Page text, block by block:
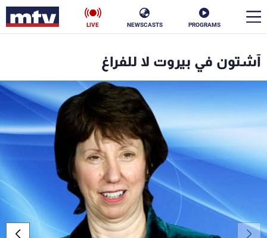
PROGRAMS
NEWSCASTS
LIVE
آشتون في بيروت لا للفراغ
en
الأخبار
سياسة ناس
فن
منوعات رياضة
كأس العالم